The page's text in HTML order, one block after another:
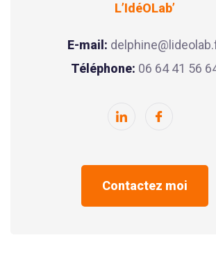
L’IdéOLab’
E-mail:
Téléphone: 06 64 41 56
Contactez moi